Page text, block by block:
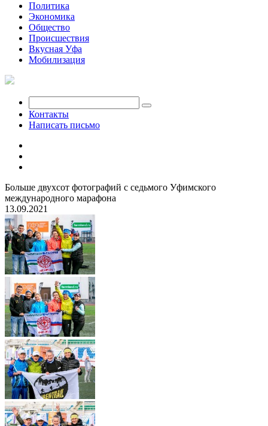
Политика
Экономика
Общество
Происшествия
Вкусная Уфа
Мобилизация
Контакты
Написать письмо
Больше двухсот фотографий с седьмого Уфимского
международного марафона
13.09.2021